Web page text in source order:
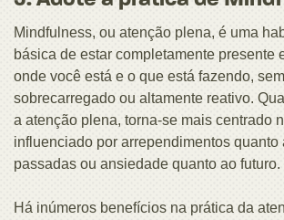
Mindfulness, ou atenção plena, é uma
básica de estar completamente presente
onde você está e o que está fazendo,
sobrecarregado ou altamente reativo.
a atenção plena, torna-se mais centrado
influenciado por arrependimentos quanto
passadas ou ansiedade quanto ao futuro.
Há inúmeros benefícios na prática da